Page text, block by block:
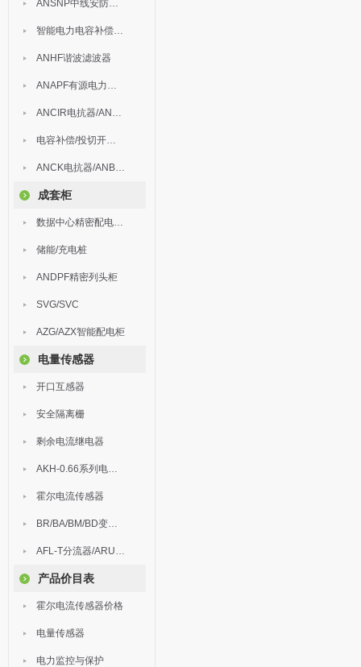
ANSNP中线安防保护器
智能电力电容补偿装置
ANHF谐波滤波器
ANAPF有源电力滤波器
ANCIR电抗器/ANHPD300谐波保护器
电容补偿/投切开关/ARC
ANCK电抗器/ANBSMJ自愈式低压并联电容器
成套柜
数据中心精密配电监控装置
储能/充电桩
ANDPF精密列头柜
SVG/SVC
AZG/AZX智能配电柜
电量传感器
开口互感器
安全隔离栅
剩余电流继电器
AKH-0.66系列电流互感器
霍尔电流传感器
BR/BA/BM/BD变送器
AFL-T分流器/ARU浪涌保护器
产品价目表
霍尔电流传感器价格
电量传感器
电力监控与保护